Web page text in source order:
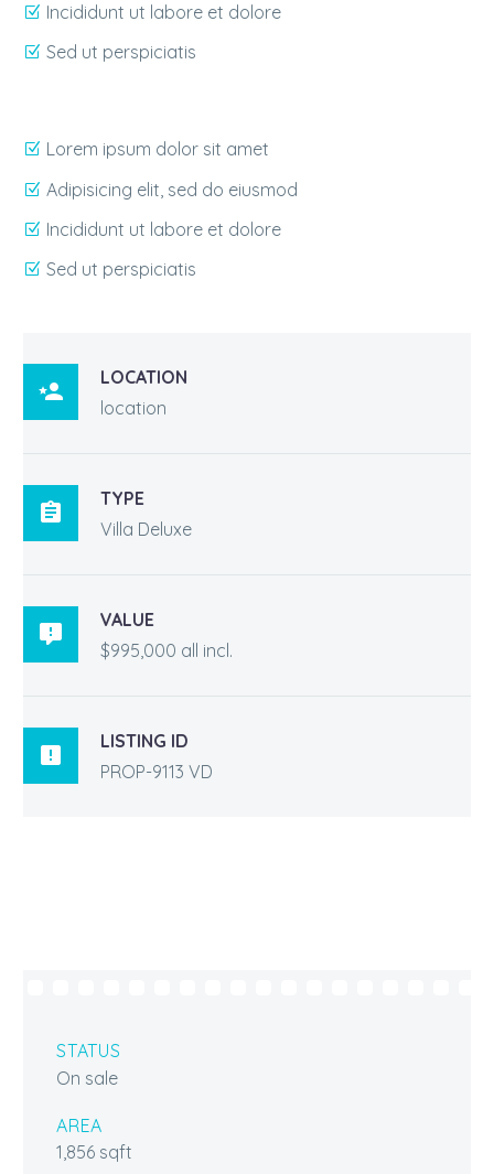
Incididunt ut labore et dolore
Sed ut perspiciatis
Lorem ipsum dolor sit amet
Adipisicing elit, sed do eiusmod
Incididunt ut labore et dolore
Sed ut perspiciatis

LOCATION
location

TYPE
Villa Deluxe

VALUE
$995,000 all incl.

LISTING ID
PROP-9113 VD
STATUS
On sale
AREA
1,856 sqft